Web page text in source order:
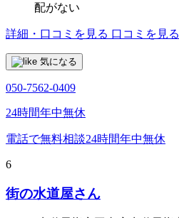
配がない
詳細・口コミを見る 口コミを見る
気になる
050-7562-0409
24時間年中無休
電話で無料相談24時間年中無休
6
街の水道屋さん